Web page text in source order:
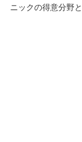
ニックの得意分野と